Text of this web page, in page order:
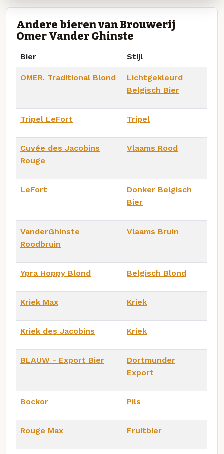
Andere bieren van Brouwerij
Omer Vander Ghinste
Bier Stijl
OMER. Traditional Blond
Lichtgekleurd
Belgisch Bier
Tripel LeFort Tripel
Cuvée des Jacobins
Rouge
Vlaams Rood
LeFort
Donker Belgisch
Bier
VanderGhinste
Roodbruin
Vlaams Bruin
Ypra Hoppy Blond Belgisch Blond
Kriek Max Kriek
Kriek des Jacobins Kriek
BLAUW - Export Bier
Dortmunder
Export
Bockor Pils
Rouge Max Fruitbier